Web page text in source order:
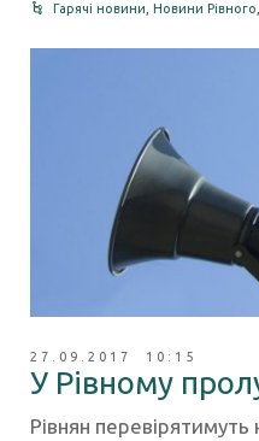
Гарячі новини ,Новини Рівного
27.09.2017 10:15
У Рівному
Рівнян перевірятимуть